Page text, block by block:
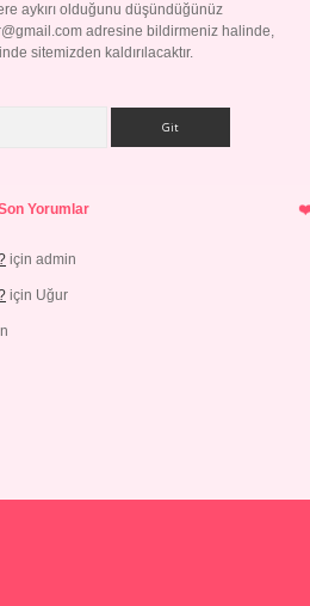
aykırı olduğunu düşündüğünüz
adresine bildirmeniz halinde,
sitemizden kaldırılacaktır.
Yorumlar
için admin
için Uğur